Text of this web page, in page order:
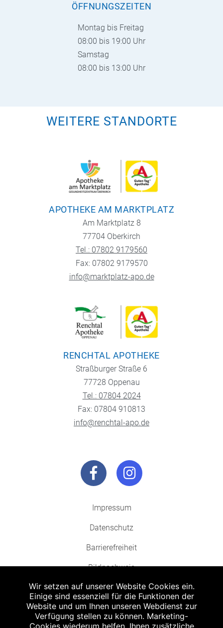
ÖFFNUNGSZEITEN
Montag bis Freitag
08:00 bis 19:00 Uhr
Samstag
08:00 bis 13:00 Uhr
WEITERE STANDORTE
APOTHEKE AM MARKTPLATZ
Am Marktplatz 8
77704 Oberkirch
Tel.: 07802 9179560
Fax: 07802 9179570
info@marktplatz-apo.de
RENCHTAL APOTHEKE
Straßburger Straße 6
77728 Oppenau
Tel.: 07804 2024
Fax: 07804 910813
info@renchtal-apo.de
Impressum
Datenschutz
Barrierefreiheit
Bildnachweis
Abgabe in haushaltsüblichen Mengen, solange der Vorrat reicht. Für Druck-
Wir setzen auf unserer Website Cookies ein.
Einige sind essenziell für die Funktionen der
Website und um Ihnen unseren Webdienst zur
Verfügung stellen zu können. Marketing-
Cookies wiederum helfen, Ihnen zusätzliche